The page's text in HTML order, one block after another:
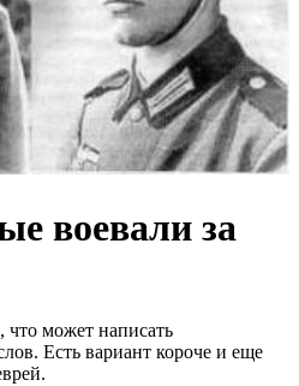
воевали за
может написать
Есть вариант короче и еще